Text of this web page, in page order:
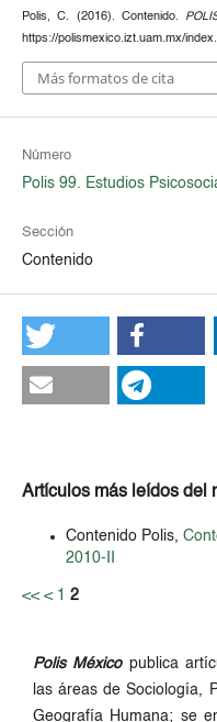
Polis, C. (2016). Contenido.
https://polismexico.izt.uam.mx/
Más formatos de cita
Número
Polis 99. Estudios
Sección
Contenido
Artículos más leídos del
Contenido Polis,
2010-II
<< < 1 2
Polis Méxicopublica
las áreas de Sociología,
Geografía Humana; se